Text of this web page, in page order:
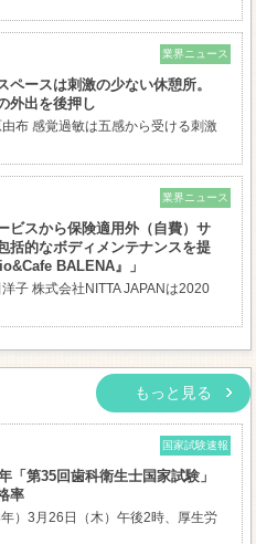
業界ニュース
ペースは刺激の少ない休憩所。
外出を後押し
布 感覚過敏は五感から受ける刺激
業界ニュース
ビスから保険適用外（自費）サ
括的なボディメンテナンスを提
BALENA』」
子 株式会社NITTA JAPANは2020
もっと見る
国家試験速報
「第35回歯科衛生士国家試験」
率
）3月26日（木）午後2時、厚生労